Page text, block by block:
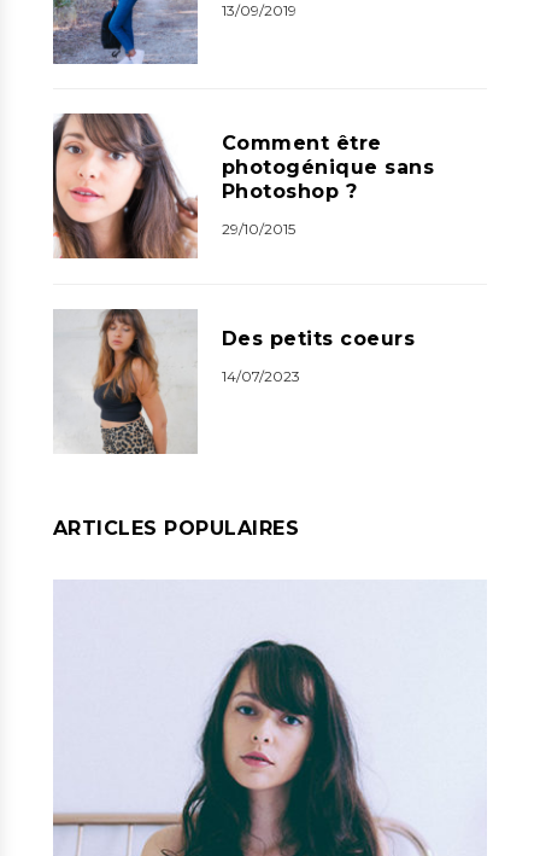
13/09/2019
Comment être
photogénique sans
Photoshop ?
29/10/2015
Des petits coeurs
14/07/2023
ARTICLES POPULAIRES